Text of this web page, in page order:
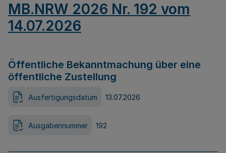
MB.NRW 2026 Nr. 192 vom
14.07.2026
Öffentliche Bekanntmachung über eine
öffentliche Zustellung
Ausfertigungsdatum 13.07.2026
Ausgabennummer 192